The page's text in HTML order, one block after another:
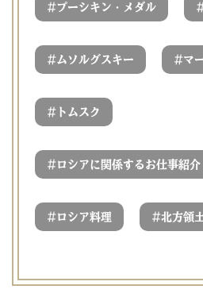
#プーシキン・メダル
#ムソルグスキー #マ
# トムスク
# ロシアに関係するお仕事紹介
# ロシア料理 #北方領